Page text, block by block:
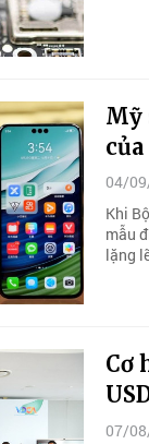
Mỹ
04/
Khi
mẫu
lặng
Cơ
07/